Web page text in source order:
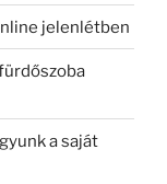
jelenlétben
a saját